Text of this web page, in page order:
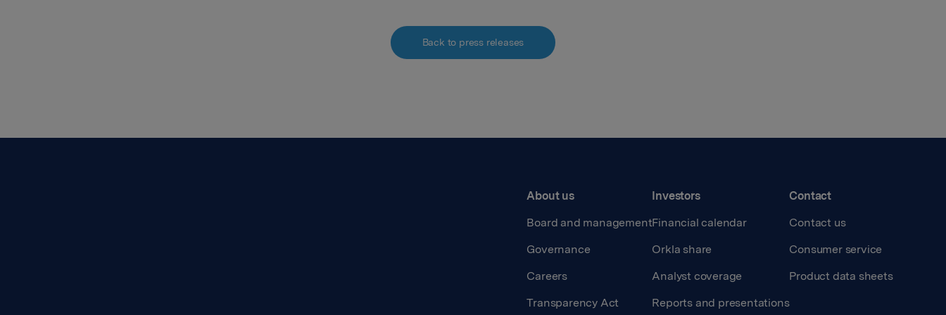
Back to press releases
About us
Board and management
Governance
Careers
Transparency Act
Investors
Financial calendar
Orkla share
Analyst coverage
Reports and presentations
Contact
Contact us
Consumer service
Product data sheets